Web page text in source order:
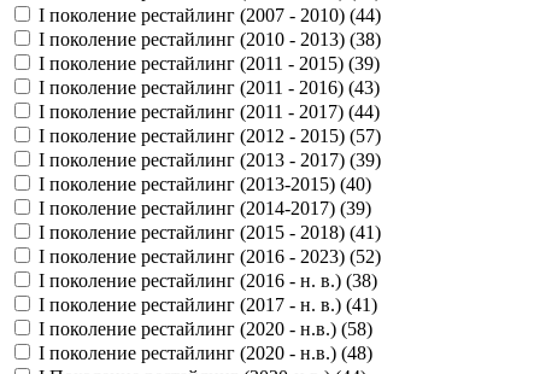
I поколение рестайлинг (2007 - 2010) (44)
I поколение рестайлинг (2010 - 2013) (38)
I поколение рестайлинг (2011 - 2015) (39)
I поколение рестайлинг (2011 - 2016) (43)
I поколение рестайлинг (2011 - 2017) (44)
I поколение рестайлинг (2012 - 2015) (57)
I поколение рестайлинг (2013 - 2017) (39)
I поколение рестайлинг (2013-2015) (40)
I поколение рестайлинг (2014-2017) (39)
I поколение рестайлинг (2015 - 2018) (41)
I поколение рестайлинг (2016 - 2023) (52)
I поколение рестайлинг (2016 - н. в.) (38)
I поколение рестайлинг (2017 - н. в.) (41)
I поколение рестайлинг (2020 - н.в.) (58)
I поколение рестайлинг (2020 - н.в.) (48)